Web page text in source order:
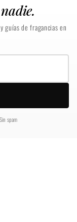
guías de fragancias en
spam